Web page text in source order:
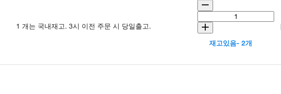
1 개는 국내재고. 3시 이전 주문 시 당일출고.
재고있음- 2개